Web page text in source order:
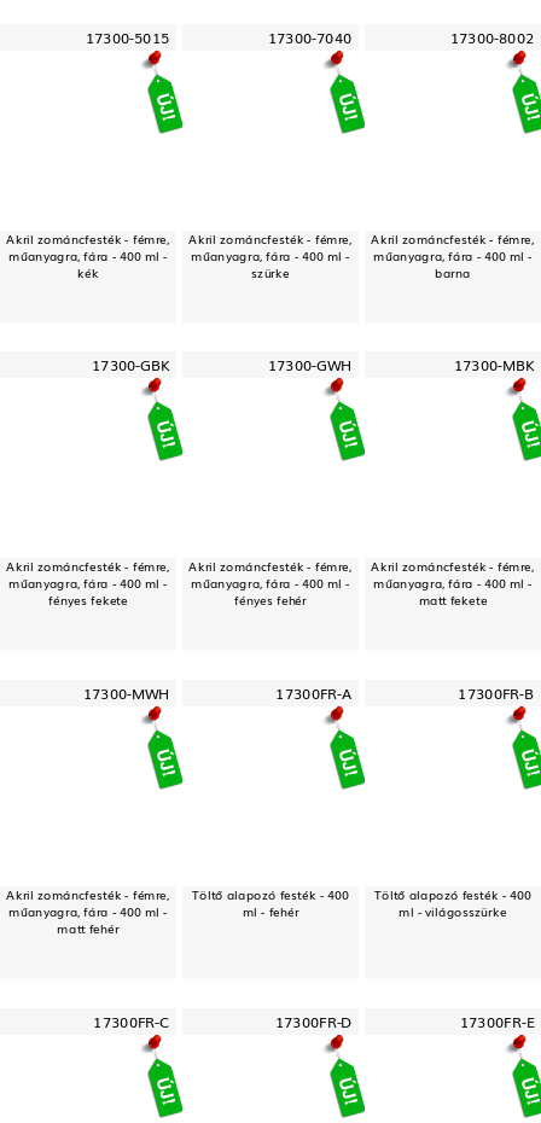
17300-5015
Akril zománcfesték - fémre,
műanyagra, fára - 400 ml -
kék
17300-7040
Akril zománcfesték - fémre,
műanyagra, fára - 400 ml -
szürke
17300-8002
Akril zománcfesték - fémre,
műanyagra, fára - 400 ml -
barna
17300-GBK
Akril zománcfesték - fémre,
műanyagra, fára - 400 ml -
fényes fekete
17300-GWH
Akril zománcfesték - fémre,
műanyagra, fára - 400 ml -
fényes fehér
17300-MBK
Akril zománcfesték - fémre,
műanyagra, fára - 400 ml -
matt fekete
17300-MWH
Akril zománcfesték - fémre,
műanyagra, fára - 400 ml -
matt fehér
17300FR-A
Töltő alapozó festék - 400
ml - fehér
17300FR-B
Töltő alapozó festék - 400
ml - világosszürke
17300FR-C 17300FR-D 17300FR-E